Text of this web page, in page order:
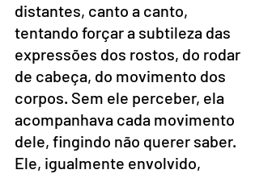
distantes, canto a canto,
tentando forçar a subtileza das
expressões dos rostos, do rodar
de cabeça, do movimento dos
corpos. Sem ele perceber, ela
acompanhava cada movimento
dele, fingindo não querer saber.
Ele, igualmente envolvido,